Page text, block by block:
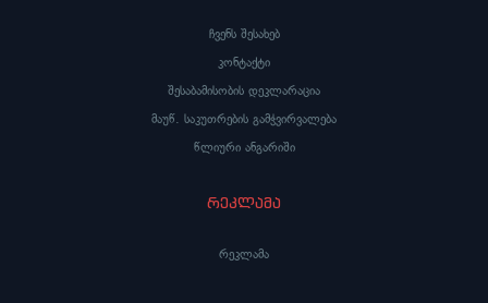
ჩვენს შესახებ
კონტაქტი
შესაბამისობის დეკლარაცია
მაუწ. საკუთრების გამჭვირვალება
წლიური ანგარიში
რეკლამა
რეკლამა